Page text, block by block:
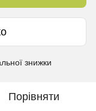
знижки
Порівняти